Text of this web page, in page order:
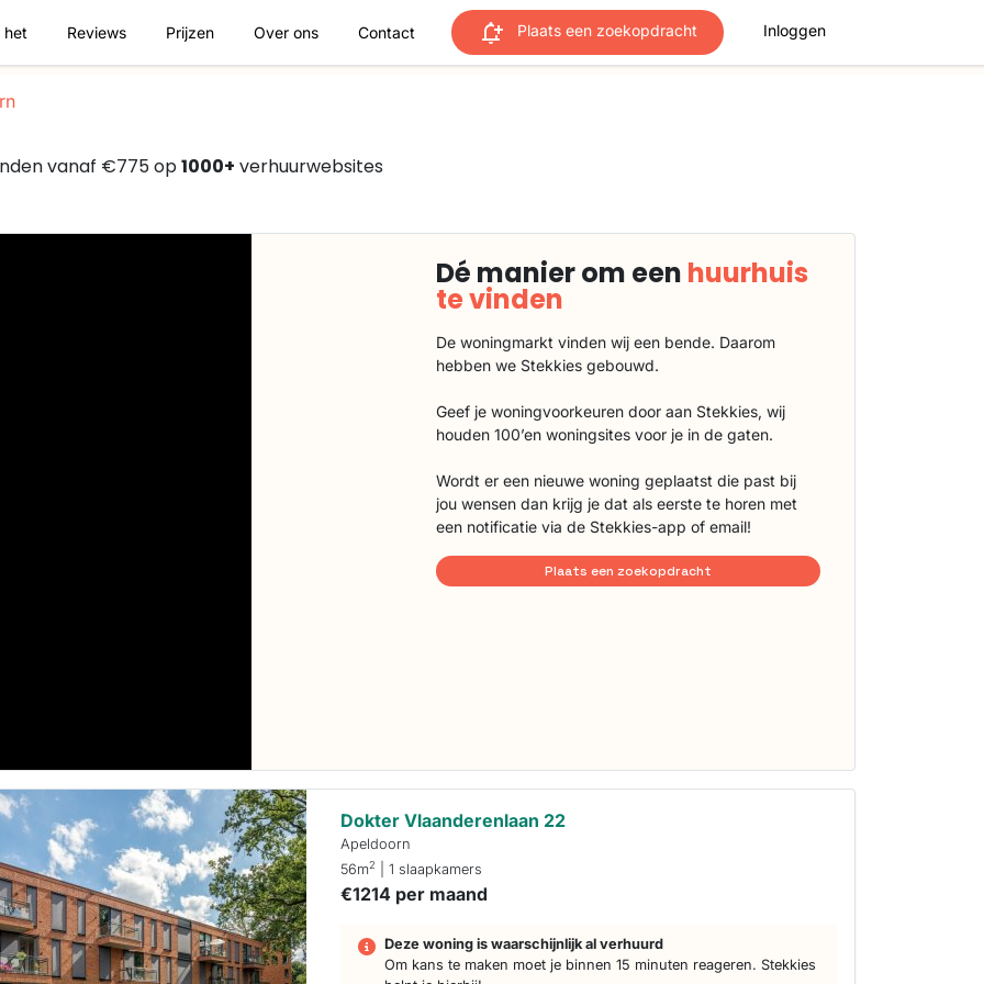
het Reviews Prijzen Over ons Contact Plaats een zoekopdracht Inloggen
vanaf €775 op1000+ verhuurwebsites
Dé manier om een huurhuis
te vinden
De woningmarkt vinden wij een bende. Daarom
hebben we Stekkies gebouwd.
Geef je woningvoorkeuren door aan Stekkies, wij
houden 100’en woningsites voor je in de gaten.
Wordt er een nieuwe woning geplaatst die past bij
jou wensen dan krijg je dat als eerste te horen met
een notificatie via de Stekkies-app of email!
Plaats een zoekopdracht
Dokter Vlaanderenlaan 22
Apeldoorn
56m2 | 1 slaapkamers
€1214 per maand
Deze woning is waarschijnlijk al verhuurd
Om kans te maken moet je binnen 15 minuten reageren. Stekkies